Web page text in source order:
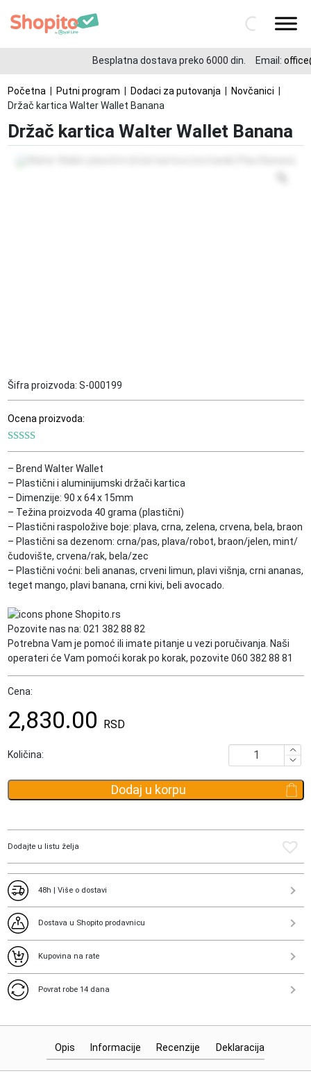
Besplatna dostava preko 6000 din. Email:
Početna Putni program Dodaci za putovanja Novčanici
Držač kartica Walter Wallet Banana
Držač kartica Walter Wallet Banana
Šifra proizvoda: S-000199
Ocena proizvoda:
– Brend Walter Wallet
– Plastični i aluminijumski držači kartica
– Dimenzije: 90 x 64 x 15mm
– Težina proizvoda 40 grama (plastični)
– Plastični raspoložive boje: plava, crna, zelena, crvena, bela, braon
– Plastični sa dezenom: crna/pas, plava/robot, braon/jelen, mint/
čudovište, crvena/rak, bela/zec
– Plastični voćni: beli ananas, crveni limun, plavi višnja, crni ananas,
teget mango, plavi banana, crni kivi, beli avocado.
Pozovite nas na: 021 382 88 82
Potrebna Vam je pomoć ili imate pitanje u vezi poručivanja. Naši
operateri će Vam pomoći korak po korak, pozovite 060 382 88 81
Cena:
2,830.00 RSD
Količina:
Držač
kartica
Walter
Dodaj u korpu
Dodajte u listu želja
48h | Više o dostavi
Dostava u Shopito prodavnicu
Kupovina na rate
Povrat robe 14 dana
Opis Deklaracija
Informacije Recenzije